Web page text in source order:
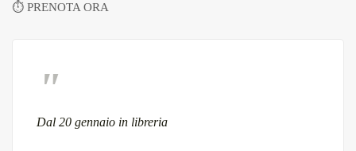
⏱ PRENOTA ORA
Dal 20 gennaio in libreria